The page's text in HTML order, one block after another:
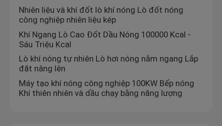
Nhiên liệu và khí đốt lò khí nóng Lò đốt nóng
công nghiệp nhiên liệu kép
Khí Ngang Lò Cao Đốt Dầu Nóng 100000 Kcal -
Sáu Triệu Kcal
Lò khí nóng tự nhiên Lò hơi nóng nằm ngang Lắp
đặt nâng lên
Máy tạo khí nóng công nghiệp 100KW Bếp nóng
Khí thiên nhiên và dầu chạy bằng năng lượng